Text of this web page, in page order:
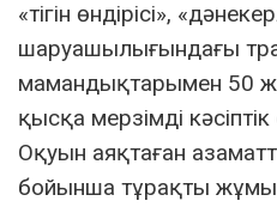
«тігін өндірісі»,
шаруашылығындағы
мамандықтарымен 50
қысқа мерзімді
Оқуын аяқтаған
бойынша тұрақты